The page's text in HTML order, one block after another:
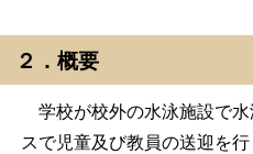
２．概要
学校が校外の水泳施設で
スで児童及び教員の送迎を行